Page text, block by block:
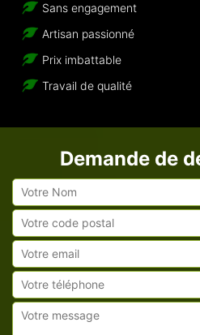
Sans engagement
Artisan passionné
Prix imbattable
Travail de qualité
Demande de